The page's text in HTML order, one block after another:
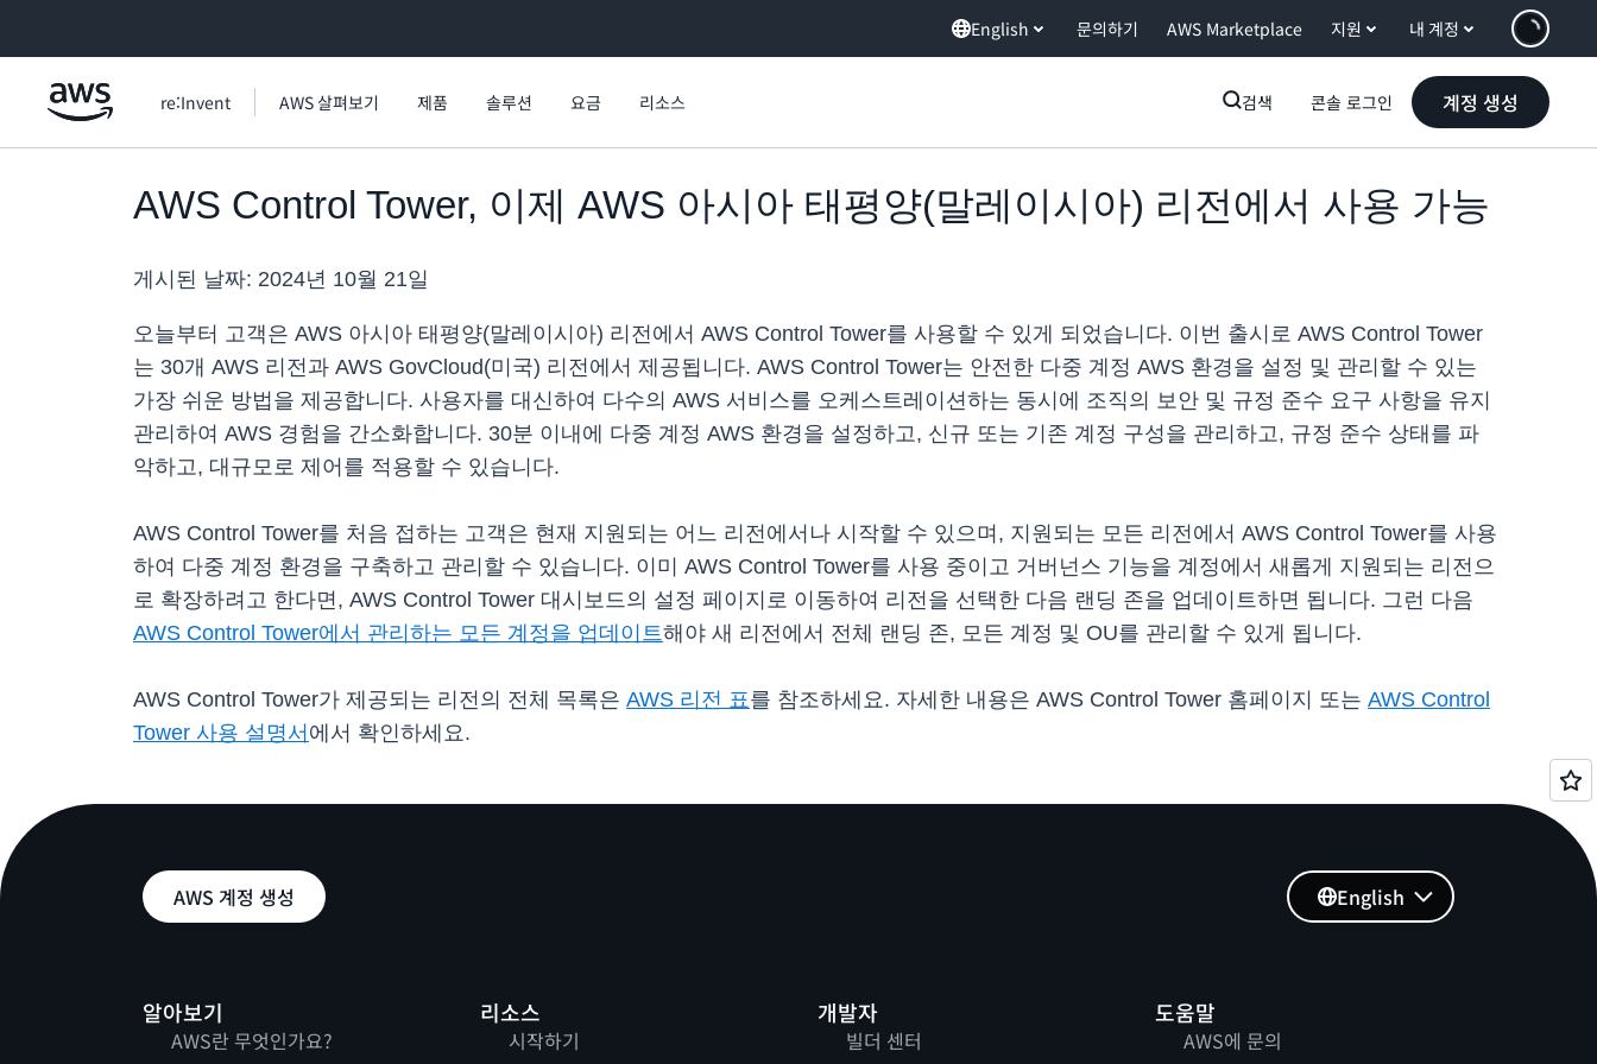
English 문의하기 AWS Marketplace 지원 내 계정
re:Invent AWS 살펴보기 제품 솔루션 요금 리소스 검색 콘솔 로그인 계정 생성
AWS Control Tower, 이제 AWS 아시아 태평양(말레이시아) 리전에서 사용 가능
게시된 날짜: 2024년 10월 21일
오늘부터 고객은 AWS 아시아 태평양(말레이시아) 리전에서 AWS Control Tower를 사용할 수 있게 되었습니다. 이번 출시로 AWS Control Tower
는 30개 AWS 리전과 AWS GovCloud(미국) 리전에서 제공됩니다. AWS Control Tower는 안전한 다중 계정 AWS 환경을 설정 및 관리할 수 있는
가장 쉬운 방법을 제공합니다. 사용자를 대신하여 다수의 AWS 서비스를 오케스트레이션하는 동시에 조직의 보안 및 규정 준수 요구 사항을 유지
관리하여 AWS 경험을 간소화합니다. 30분 이내에 다중 계정 AWS 환경을 설정하고, 신규 또는 기존 계정 구성을 관리하고, 규정 준수 상태를 파
악하고, 대규모로 제어를 적용할 수 있습니다.
AWS Control Tower를 처음 접하는 고객은 현재 지원되는 어느 리전에서나 시작할 수 있으며, 지원되는 모든 리전에서 AWS Control Tower를 사용
하여 다중 계정 환경을 구축하고 관리할 수 있습니다. 이미 AWS Control Tower를 사용 중이고 거버넌스 기능을 계정에서 새롭게 지원되는 리전으
로 확장하려고 한다면, AWS Control Tower 대시보드의 설정 페이지로 이동하여 리전을 선택한 다음 랜딩 존을 업데이트하면 됩니다. 그런 다음
AWS Control Tower에서 관리하는 모든 계정을 업데이트해야 새 리전에서 전체 랜딩 존, 모든 계정 및 OU를 관리할 수 있게 됩니다.
AWS Control Tower가 제공되는 리전의 전체 목록은 AWS 리전 표를 참조하세요. 자세한 내용은 AWS Control Tower 홈페이지 또는 AWS Control
Tower 사용 설명서 에서 확인하세요.
AWS 계정 생성
알아보기
AWS란 무엇인가요?
리소스
시작하기
개발자
빌더 센터
도움말
AWS에 문의
English